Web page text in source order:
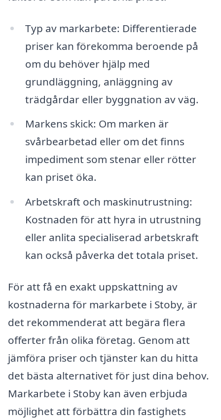
Typ av markarbete: Differentierade
priser kan förekomma beroende på
om du behöver hjälp med
grundläggning, anläggning av
trädgårdar eller byggnation av väg.
Markens skick: Om marken är
svårbearbetad eller om det finns
impediment som stenar eller rötter
kan priset öka.
Arbetskraft och maskinutrustning:
Kostnaden för att hyra in utrustning
eller anlita specialiserad arbetskraft
kan också påverka det totala priset.
För att få en exakt uppskattning av
kostnaderna för markarbete i Stoby, är
det rekommenderat att begära flera
offerter från olika företag. Genom att
jämföra priser och tjänster kan du hitta
det bästa alternativet för just dina behov.
Markarbete i Stoby kan även erbjuda
möjlighet att förbättra din fastighets